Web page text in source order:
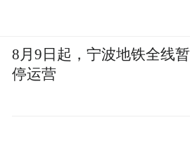
8月9日起，宁波地铁全线暂
停运营